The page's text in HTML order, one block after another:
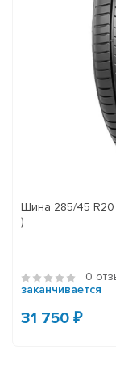
Шина 285/45 R20
)
0
заканчивается
31 750 ₽